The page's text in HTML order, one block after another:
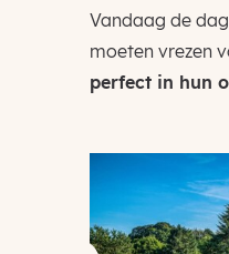
Vandaag de
moeten vrezen
perfect in hun